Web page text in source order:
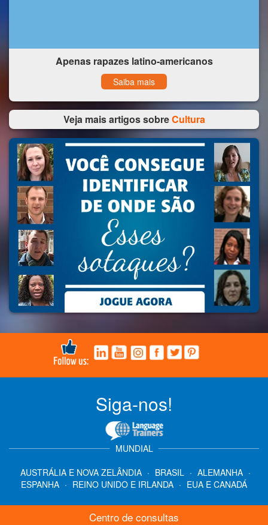
Apenas rapazes latino-americanos
Saiba mais
Veja mais artigos sobreCultura
Siga-nos!
MUNDIAL
AUSTRÁLIA E NOVA ZELÂNDIA · BRASIL · ALEMANHA ·
ESPANHA · REINO UNIDO E IRLANDA · EUA E CANADÁ
Centro de consultas